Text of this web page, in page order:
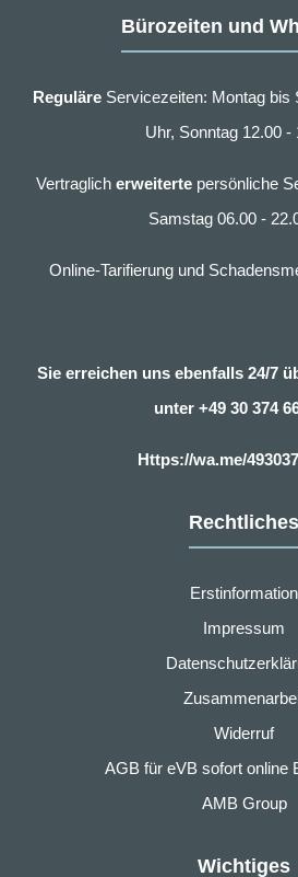
Bürozeiten und
ReguläreServicezeiten: Montag bis
Uhr, Sonntag 12.00 -
Vertraglicherweiterte persönliche
Samstag 06.00 -
Online-Tarifierung und
Sie erreichen uns ebenfalls 24/7
unter +49 30 374
Https://wa.me/
Rechtliches
Erstinformation
Impressum
Widerruf
AGB für eVB sofort online
AMB Group
Wichtiges